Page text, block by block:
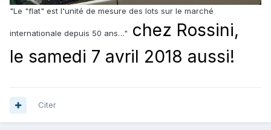
"Le "flat" est l'unité de mesure des lots sur le marché
internationale depuis 50 ans…"
chez Rossini,
le samedi 7 avril 2018 aussi!
Citer